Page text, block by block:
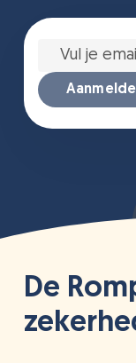
emailadres
in
De